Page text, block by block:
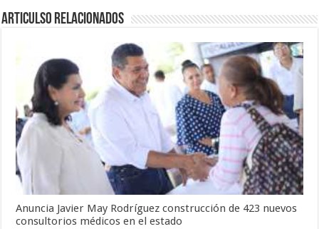
Articulso Relacionados
Anuncia Javier May Rodríguez construcción de 423 nuevos
consultorios médicos en el estado